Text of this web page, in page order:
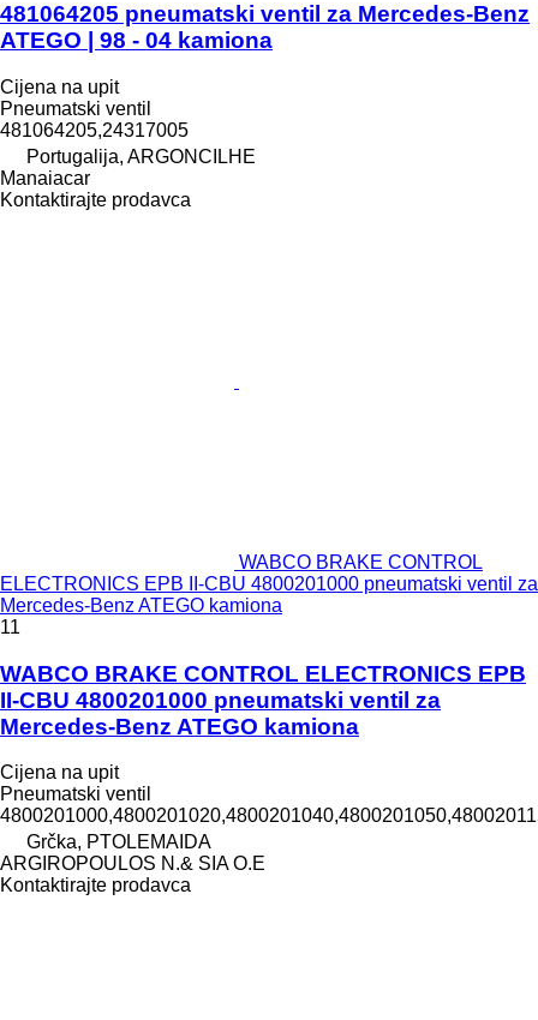
481064205 pneumatski ventil za Mercedes-Benz
ATEGO | 98 - 04 kamiona
Cijena na upit
Pneumatski ventil
481064205,24317005
Portugalija, ARGONCILHE
Manaiacar
Kontaktirajte prodavca
WABCO BRAKE CONTROL
ELECTRONICS EPB II-CBU 4800201000 pneumatski ventil za
Mercedes-Benz ATEGO kamiona
11
WABCO BRAKE CONTROL ELECTRONICS EPB
II-CBU 4800201000 pneumatski ventil za
Mercedes-Benz ATEGO kamiona
Cijena na upit
Pneumatski ventil
Grčka, PTOLEMAIDA
ARGIROPOULOS N.& SIA O.E
Kontaktirajte prodavca